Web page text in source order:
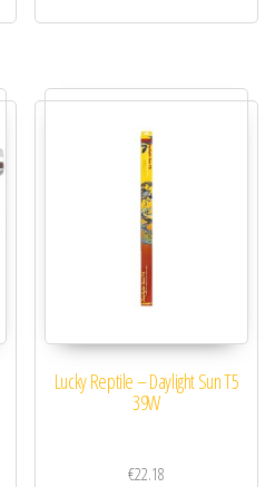
Lucky Reptile – Daylight Sun T5
39W
€22.18